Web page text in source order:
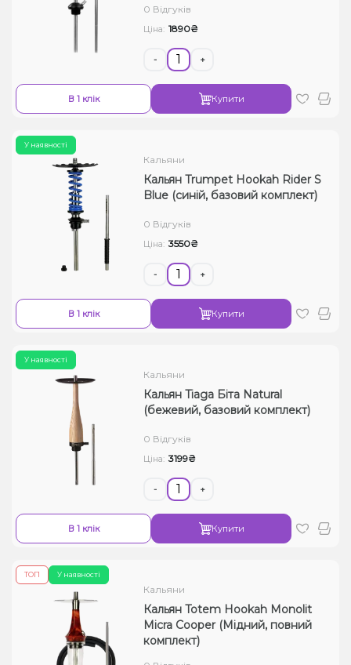
0 Відгуків
Ціна: 1890₴
- +
В 1 клік Купити
У наявності
Кальяни
Кальян Trumpet Hookah Rider S
Blue (синій, базовий комплект)
0 Відгуків
Ціна: 3550₴
- +
В 1 клік Купити
У наявності
Кальяни
Кальян Tiaga Біта Natural
(бежевий, базовий комплект)
0 Відгуків
Ціна: 3199₴
- +
В 1 клік Купити
У наявності
ТОП
Кальяни
Кальян Totem Hookah Monolit
Micra Cooper (Мідний, повний
комплект)